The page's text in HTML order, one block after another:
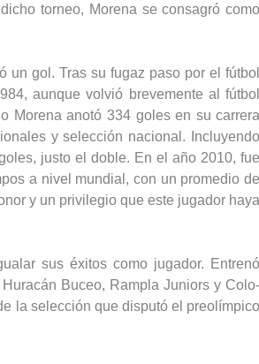
torneo, Morena se consagró como
un gol. Tras su fugaz paso por el fútbol
aunque volvió brevemente al fútbol
Morena anotó 334 goles en su carrera
y selección nacional. Incluyendo
justo el doble. En el año 2010, fue
a nivel mundial, con un promedio de
y un privilegio que este jugador haya
sus éxitos como jugador. Entrenó
Buceo, Rampla Juniors y Colo-
la selección que disputó el preolímpico